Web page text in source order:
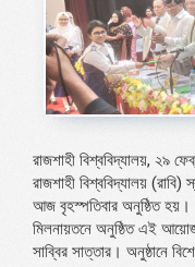
রাজশাহী বিশ্ববিদ্যালয়, ২৯
রাজশাহী বিশ্ববিদ্যালয়
আজ বৃহস্পতিবার অনুষ্ঠিত
মিলনায়তনে অনুষ্ঠিত এই
সাব্বির সাত্তার। অনুষ্ঠানে